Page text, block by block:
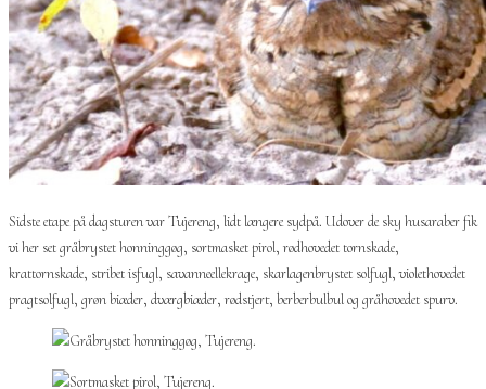
Sidste etape på dagsturen var Tujereng, lidt længere sydpå. Udover de sky husaraber fik
vi her set gråbrystet honninggøg, sortmasket pirol, rødhovedet tornskade,
krattornskade, stribet isfugl, savanneellekrage, skarlagenbrystet solfugl, violethovedet
pragtsolfugl, grøn biæder, dværgbiæder, rødstjert, berberbulbul og gråhovedet spurv.